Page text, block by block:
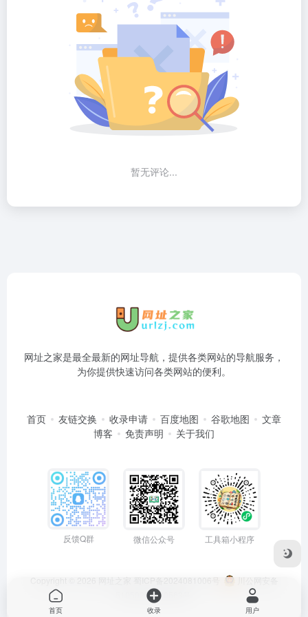
暂无评论...
网址之家是最全最新的网址导航，提供各类网站的导航服务，
为你提供快速访问各类网站的便利。
首页 友链交换 收录申请 百度地图 谷歌地图
文章
博客
免责声明 关于我们
反馈Q群 微信公众号 工具箱小程序
Copyright © 2026 网址之家 蜀ICP备2024081006号
川公网安备
51050202000563号
首页 收录 用户